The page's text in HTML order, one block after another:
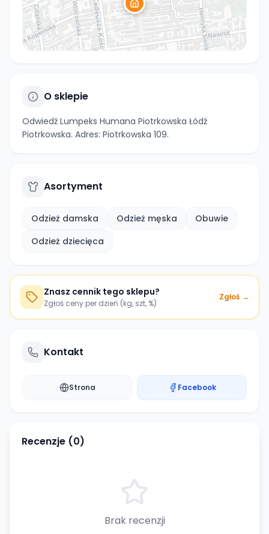
O sklepie
Odwiedź Lumpeks Humana Piotrkowska Łódź
Piotrkowska. Adres: Piotrkowska 109.
Asortyment
Odzież damska Odzież męska
Obuwie
Odzież dziecięca
Znasz cennik tego sklepu?
Zgłoś ceny per dzień (kg, szt, %)
Zgłoś →
Kontakt
Strona Facebook
Recenzje (0)
Brak recenzji